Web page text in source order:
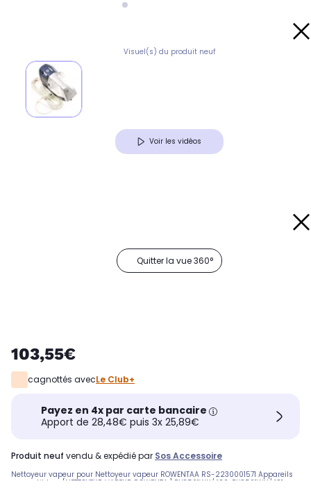
Visuel(s) du produit neuf
Voir les vidéos
Quitter la vue 360°
103,55€
cagnottés avecLe Club+
Payez en 4x par carte bancaire
Apport de 28,48€ puis 3x 25,89€
produit neuf vendu & expédié par Sos Accessoire
Nettoyeur vapeur pour Nettoyeur vapeur ROWENTAA RS-2230001571 Appareils
compatibles : [NETTOYEUR VAPEUR ROWENTA:] RY8561WH/4Q0, RY8561WH/4Q1,